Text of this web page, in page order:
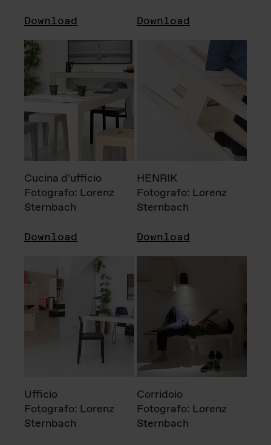
Download Download
Cucina d'ufficio
Fotografo: Lorenz
Sternbach
Download
HENRIK
Fotografo: Lorenz
Sternbach
Download
Ufficio
Fotografo: Lorenz
Sternbach
Corridoio
Fotografo: Lorenz
Sternbach